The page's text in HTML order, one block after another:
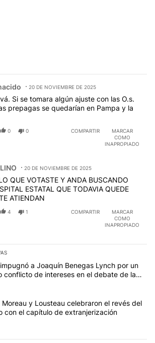
20 DE NOVIEMBRE DE 2025
Si se tomara algún ajuste con las O.s.
prepagas se quedarían en Pampa y la
0 0 COMPARTIR
MARCAR
COMO
INAPROPIADO
20 DE NOVIEMBRE DE 2025
QUE VOTASTE Y ANDA BUSCANDO
ESTATAL QUE TODAVIA QUEDE
ATIENDAN
4 1 COMPARTIR
MARCAR
COMO
INAPROPIADO
los artículos con más comentarios en los
con el título "Di Tullio impugnó a
a Joaquín Benegas Lynch por un
conflicto de intereses en el debate de la
con el título "Grabois, Moreau y
Moreau y Lousteau celebraron el revés del
con el capítulo de extranjerización